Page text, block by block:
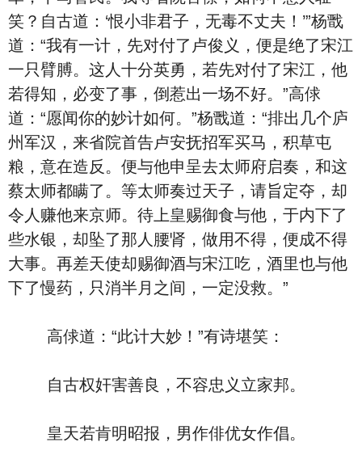
笑？自古道：‘恨小非君子，无毒不丈夫！’”杨戬
道：“我有一计，先对付了卢俊义，便是绝了宋江
一只臂膊。这人十分英勇，若先对付了宋江，他
若得知，必变了事，倒惹出一场不好。”高俅
道：“愿闻你的妙计如何。”杨戬道：“排出几个庐
州军汉，来省院首告卢安抚招军买马，积草屯
粮，意在造反。便与他申呈去太师府启奏，和这
蔡太师都瞒了。等太师奏过天子，请旨定夺，却
令人赚他来京师。待上皇赐御食与他，于内下了
些水银，却坠了那人腰肾，做用不得，便成不得
大事。再差天使却赐御酒与宋江吃，酒里也与他
下了慢药，只消半月之间，一定没救。”
高俅道：“此计大妙！”有诗堪笑：
自古权奸害善良，不容忠义立家邦。
皇天若肯明昭报，男作俳优女作倡。